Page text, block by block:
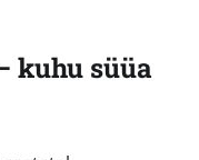
kuhu süüa